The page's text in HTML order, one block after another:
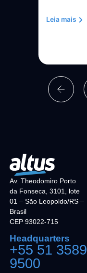
Leia mais
Av. Theodomiro Porto
da Fonseca, 3101, lote
01 – São Leopoldo/RS –
Brasil
CEP 93022-715
Headquarters
+55 51 3589
9500